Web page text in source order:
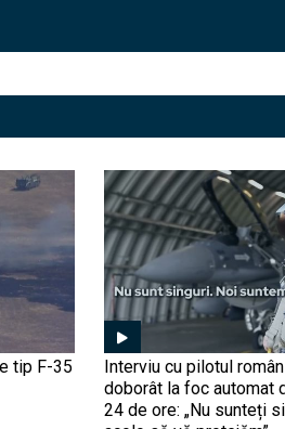
Forțelor
dolari
cost”
pe
nopții: O
a lovit
29 rus
forțele
Eficiența
tip F-35
Interviu cu pilotul
doborât la foc automat
24 de ore: „Nu sunteți